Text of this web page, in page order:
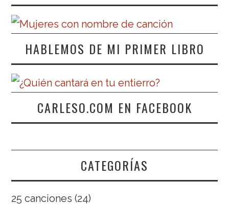
HABLEMOS DE MI PRIMER LIBRO
CARLESO.COM EN FACEBOOK
CATEGORÍAS
25 canciones (24)